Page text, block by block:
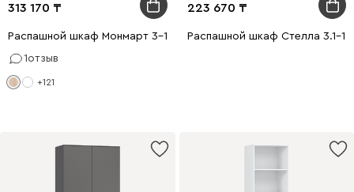
313 170
Распашной шкаф Монмарт 3-120x220 Дуб Сонома
1отзыв
+121
223 670
Распашной шкаф Стелла 3.1-